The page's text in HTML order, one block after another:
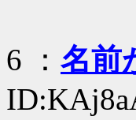
6 ： 名前